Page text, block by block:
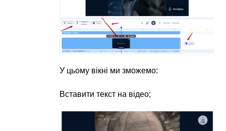
У цьому вікні ми зможемо:
Вставити текст на відео;